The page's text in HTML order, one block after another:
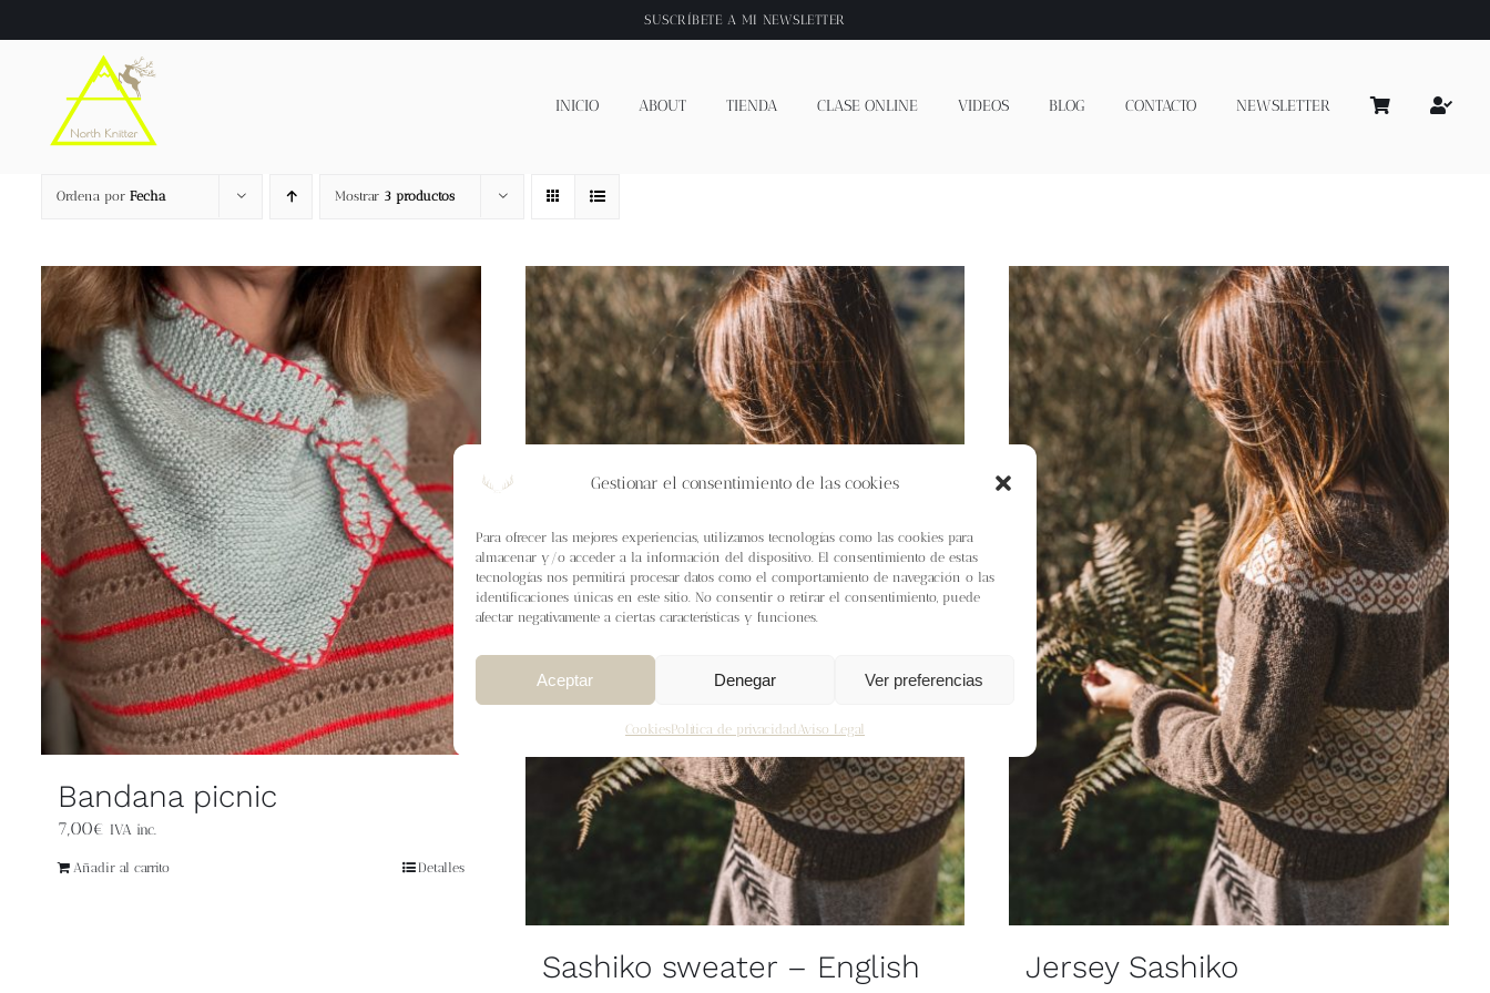
Gestionar el consentimiento de las cookies
Para ofrecer las mejores experiencias, utilizamos tecnologías como las cookies para
almacenar y/o acceder a la información del dispositivo. El consentimiento de estas
tecnologías nos permitirá procesar datos como el comportamiento de navegación o las
identificaciones únicas en este sitio. No consentir o retirar el consentimiento, puede
afectar negativamente a ciertas características y funciones.
Aceptar Denegar Ver preferencias
CookiesPolítica de privacidad Aviso Legal
al
SUSCRÍBETE A MI NEWSLETTER
INICIO ABOUT TIENDA CLASE ONLINE VIDEOS BLOG CONTACTO NEWSLETTER
Ordena por Fecha Mostrar 3 productos
Bandana picnic
7,00€ IVA inc.
Añadir al carrito Detalles
Sashiko sweater – English
Jersey Sashiko